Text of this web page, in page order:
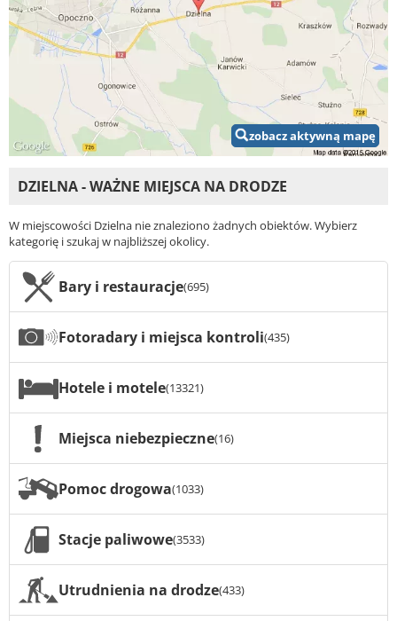
zobacz aktywną mapę
DZIELNA - WAŻNE MIEJSCA NA DRODZE
W miejscowości Dzielna nie znaleziono żadnych obiektów. Wybierz
kategorię i szukaj w najbliższej okolicy.
Bary i restauracje(695)
Fotoradary i miejsca kontroli(435)
Hotele i motele(13321)
Miejsca niebezpieczne(16)
Pomoc drogowa(1033)
Stacje paliwowe(3533)
Utrudnienia na drodze(433)